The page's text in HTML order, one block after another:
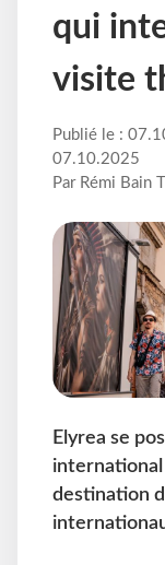
qui
visite
Publié le :
07.10.2025
Par Rémi Bain
Elyrea se
international
destination